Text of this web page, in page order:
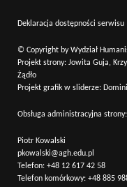
Deklaracja dostępności serwisu
© Copyright by Wydział
Projekt strony: Jowita Guja,
Żądło
Projekt grafik w sliderze:
Obsługa administracyjna strony:
Piotr Kowalski
pkowalski@agh.edu.pl
Telefon: +48 12 617 42 58
Telefon komórkowy: +48 885